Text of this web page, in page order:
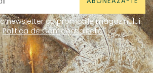
newsletter cu promotiile magazinului.
Politica de Confidentialitate